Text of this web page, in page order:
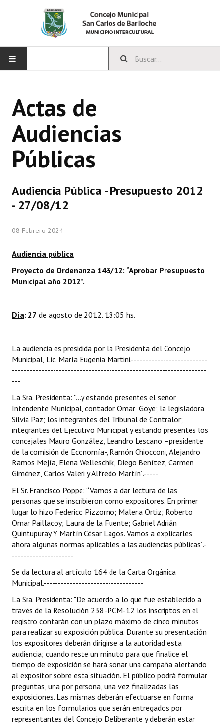
CONCEJO
Bloques Políticos
Integrantes del Concejo
Comisiones Permanentes
Comisiones Especiales
Concejales Mandato Cumplido
Programas
LEGISLACIÓN
Constitución Nacional
Carta Orgánica 2007
Digesto
DOCUMENTOS
Informes de Gestión
Proyectos Presentados
Dictámenes Asesoría Letrada
Informes de Unidad Coordinadora
Ejecución Presupuestaria
Actas de Audiencias Públicas
Comunicaciones
Declaraciones
Resoluciones
Resoluciones de Presidencia
INSTITUCIONAL
Antiguos Pobladores
Noticias Destacadas
Actas de
Audiencias
Públicas
Audiencia Pública - Presupuesto 2012
- 27/08/12
08 Febrero 2024
Audiencia pública
Proyecto de Ordenanza 143/12: “Aprobar Presupuesto
Municipal año 2012”.
Día: 27 de agosto de 2012. 18:05 hs.
La audiencia es presidida por la Presidenta del Concejo
Municipal, Lic. María Eugenia Martini.--------------------------
------------------------------------------------------------------
---
La Sra. Presidenta: “...y estando presentes el señor
Intendente Municipal, contador Omar Goye; la legisladora
Silvia Paz; los integrantes del Tribunal de Contralor;
integrantes del Ejecutivo Municipal y estando presentes los
concejales Mauro González, Leandro Lescano –presidente
de la comisión de Economía-, Ramón Chiocconi, Alejandro
Ramos Mejía, Elena Welleschik, Diego Benítez, Carmen
Giménez, Carlos Valeri y Alfredo Martín”.-----
El Sr. Francisco Poppe: “Vamos a dar lectura de las
personas que se inscribieron como expositores. En primer
lugar lo hizo Federico Pizzorno; Malena Ortiz; Roberto
Omar Paillacoy; Laura de la Fuente; Gabriel Adrián
Quintupuray Y Martín César Lagos. Vamos a explicarles
ahora algunas normas aplicables a las audiencias públicas”.-
---------------------
Se da lectura al artículo 164 de la Carta Orgánica
Municipal.----------------------------------
La Sra. Presidenta: "De acuerdo a lo que fue establecido a
través de la Resolución 238-PCM-12 los inscriptos en el
registro contarán con un plazo máximo de cinco minutos
para realizar su exposición pública. Durante su presentación
los expositores deberán dirigirse a la autoridad esta
audiencia; cuando reste un minuto para que finalice el
tiempo de exposición se hará sonar una campaña alertando
al expositor sobre esta situación. El público podrá formular
preguntas, una por persona, una vez finalizadas las
exposiciones. Las mismas deberán efectuarse en forma
escrita en los formularios que serán entregados por
representantes del Concejo Deliberante y deberán estar